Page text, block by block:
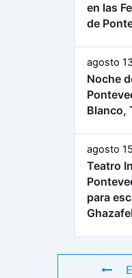
en las
de
agosto
Noche
Blanco,
agosto
Teatro
para